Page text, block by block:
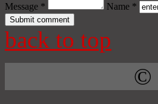
Message * Name *
back to top
©